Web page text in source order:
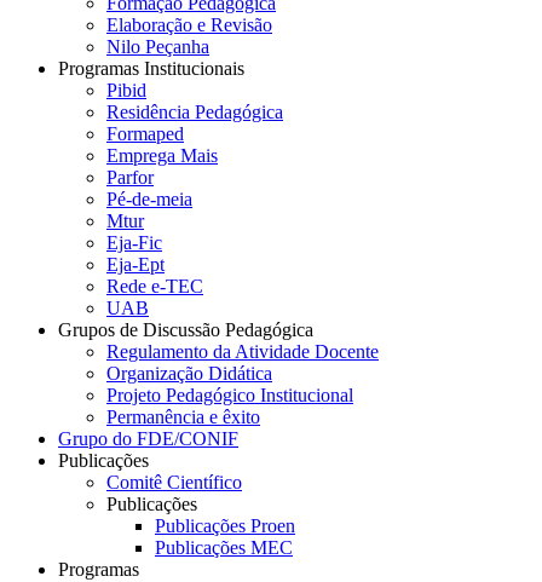
Elaboração e Revisão
Nilo Peçanha
Programas Institucionais
Pibid
Residência Pedagógica
Formaped
Emprega Mais
Parfor
Pé-de-meia
Mtur
Eja-Fic
Eja-Ept
Rede e-TEC
UAB
Grupos de Discussão Pedagógica
Regulamento da Atividade Docente
Organização Didática
Projeto Pedagógico Institucional
Permanência e êxito
Grupo do FDE/CONIF
Publicações
Comitê Científico
Publicações
Publicações Proen
Publicações MEC
Programas